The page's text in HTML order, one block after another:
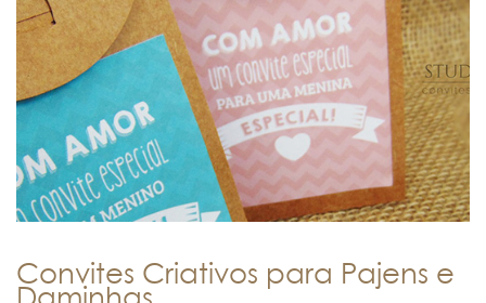
Convites Criativos para Pajens e